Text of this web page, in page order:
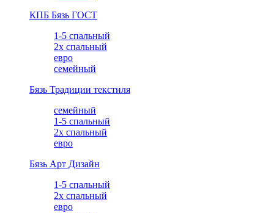
КПБ Бязь ГОСТ
1-5 спальный
2х спальный
евро
семейный
Бязь Традиции текстиля
семейный
1-5 спальный
2х спальный
евро
Бязь Арт Дизайн
1-5 спальный
2х спальный
евро